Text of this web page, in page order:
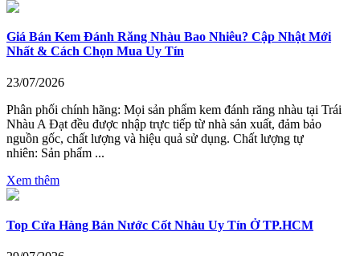
Giá Bán Kem Đánh Răng Nhàu Bao Nhiêu? Cập Nhật Mới
Nhất & Cách Chọn Mua Uy Tín
23/07/2026
Phân phối chính hãng: Mọi sản phẩm kem đánh răng nhàu tại Trái
Nhàu A Đạt đều được nhập trực tiếp từ nhà sản xuất, đảm bảo
nguồn gốc, chất lượng và hiệu quả sử dụng. Chất lượng tự
nhiên: Sản phẩm ...
Xem thêm
Top Cửa Hàng Bán Nước Cốt Nhàu Uy Tín Ở TP.HCM